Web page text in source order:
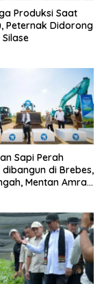
Produksi Saat
Peternak Didorong
Sapi Perah
di Brebes,
Mentan Amran